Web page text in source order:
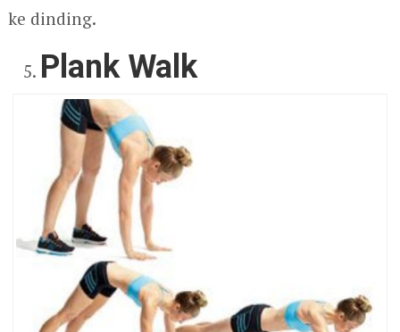
ke dinding.
Plank Walk